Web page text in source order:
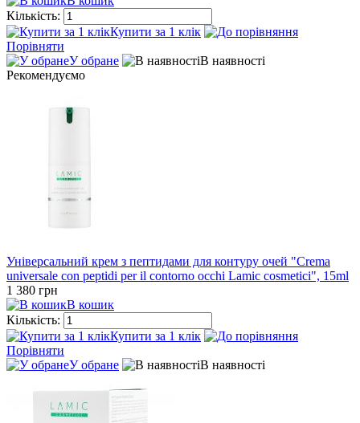
Кількість:
Купити за 1 клiк
Порівняти
У обране
В наявності
Рекомендуємо
Універсальний крем з пептидами для контуру очей "Crema
universale con peptidi per il contorno occhi Lamic cosmetici", 15ml
1 380 грн
В кошик
Кількість:
Купити за 1 клiк
Порівняти
У обране
В наявності